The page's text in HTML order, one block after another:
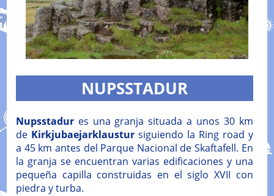
NUPSSTADUR
Nupsstadures una granja situada a unos 30 km
de Kirkjubaejarklaustursiguiendo la Ring road y
a 45 km antes del Parque Nacional de Skaftafell. En
la granja se encuentran varias edificaciones y una
pequeña capilla construidas en el siglo XVII con
piedra y turba.